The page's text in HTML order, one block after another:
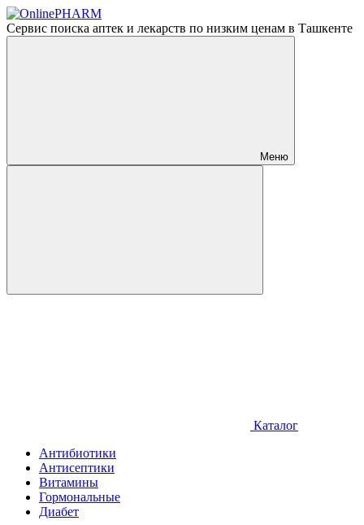
Сервис поиска аптек и лекарств по низким ценам в Ташкенте
Меню
Каталог
Антибиотики
Антисептики
Витамины
Гормональные
Диабет